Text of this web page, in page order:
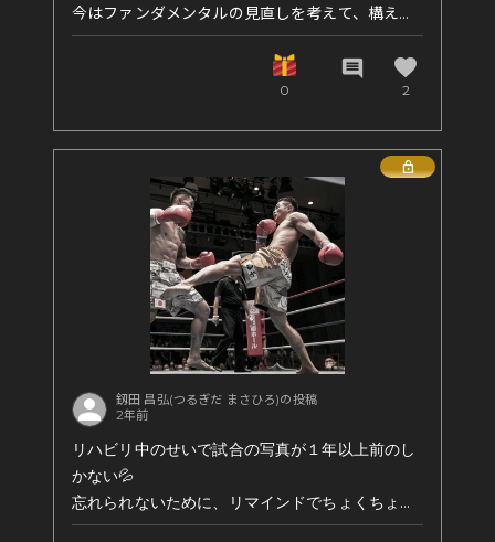
今はファンダメンタルの見直しを考えて、構え方
や、フォームの修正、ナックルの当たる位置など
0
comment favorite
2
釼田 昌弘(つるぎだ まさひろ)の投稿
2年前
リハビリ中のせいで試合の写真が１年以上前のし
かない💦
忘れられないために、リマインドでちょくちょく
載せておきます笑👊
Lock